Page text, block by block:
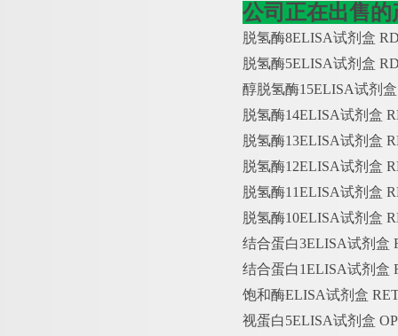
公司正在出售的
脱氢酶8ELISA试剂盒
脱氢酶5ELISA试剂盒
醇脱氢酶15ELISA试剂
脱氢酶14ELISA试剂盒
脱氢酶13ELISA试剂盒
脱氢酶12ELISA试剂盒
脱氢酶11ELISA试剂盒
脱氢酶10ELISA试剂盒
结合蛋白3ELISA试剂盒
结合蛋白1ELISA试剂盒
饱和酶ELISA试剂盒
视蛋白5ELISA试剂盒